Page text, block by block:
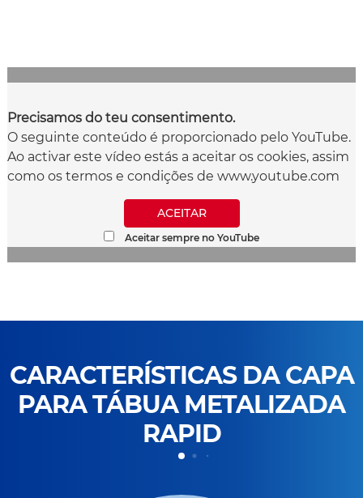
Precisamos do teu consentimento.
O seguinte conteúdo é proporcionado pelo YouTube.
Ao activar este vídeo estás a aceitar os cookies, assim
como os termos e condições de www.youtube.com
ACEITAR
Aceitar sempre no YouTube
CARACTERÍSTICAS DA CAPA
PARA TÁBUA METALIZADA
RAPID